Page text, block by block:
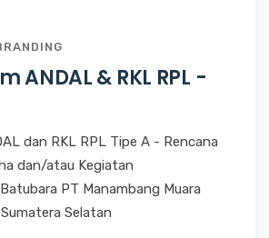
ANDAL & RKL RPL -
dan RKL RPL Tipe A - Rencana
dan/atau Kegiatan
PT Manambang Muara
Selatan